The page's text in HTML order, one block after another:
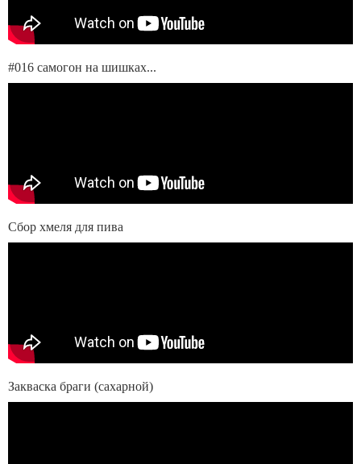
#016 самогон на шишках...
Сбор хмеля для пива
Закваска браги (сахарной)